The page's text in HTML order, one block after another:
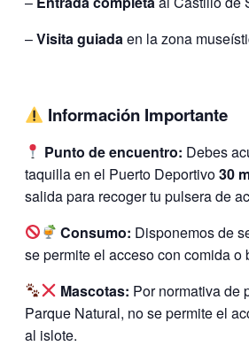
–Visita guiadaen la zona
Información Importante
Punto de encuentro: Debes
taquilla en el Puerto Deportivo30
salida para recoger tu pulsera de
Consumo: Disponemos de
se permite el acceso con comida o
Mascotas: Por normativa de
Parque Natural, no se permite el
al islote.